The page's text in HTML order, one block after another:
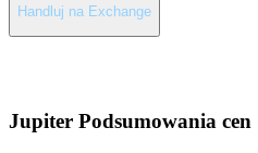
Handluj na Exchange
Jupiter Podsumowania cen